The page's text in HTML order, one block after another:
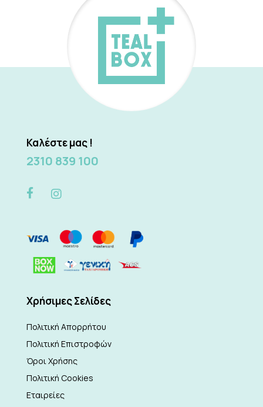
Καλέστε μας !
2310 839 100
Xρήσιμες Σελίδες
Πολιτική Απορρήτου
Πολιτική Επιστροφών
Όροι Χρήσης
Πολιτική Cookies
Εταιρείες